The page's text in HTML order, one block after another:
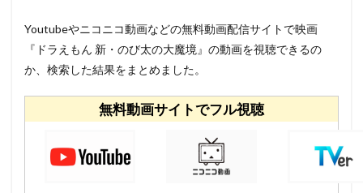
Youtubeやニコニコ動画などの無料動画配信サイトで映画
『ドラえもん 新・のび太の大魔境』の動画を視聴できるの
か、検索した結果をまとめました。
無料動画サイトでフル視聴